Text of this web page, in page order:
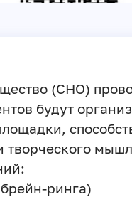
(СНО)
будут
творческого
ринга)